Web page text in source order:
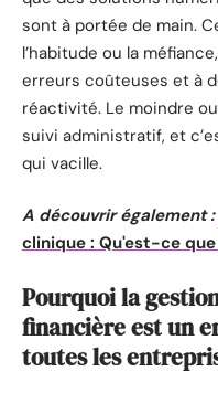
sont à portée de main.
l’habitude ou la
erreurs coûteuses et à
réactivité. Le moindre
suivi administratif, et
qui vacille.
A découvrir également :
clinique : Qu'est-ce
Pourquoi la
financière est un
toutes les